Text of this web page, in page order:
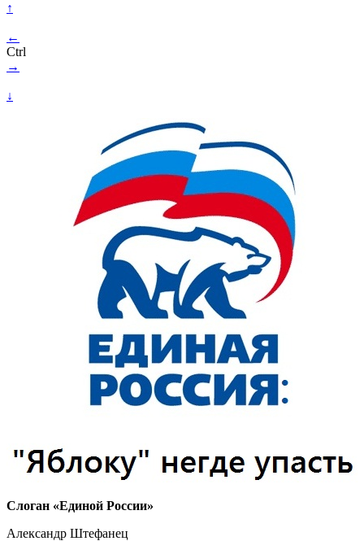
↑
←
Ctrl
→
↓
Слоган «Единой России»
Александр Штефанец